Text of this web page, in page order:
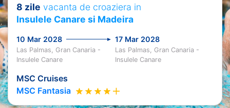
8 zile vacanta de croaziera in
Insulele Canare si Madeira
10 Mar 2028 17 Mar 2028
Las Palmas, Gran Canaria -
Insulele Canare
Las Palmas, Gran Canaria -
Insulele Canare
MSC Cruises
MSC Fantasia